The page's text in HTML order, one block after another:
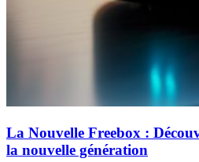
La Nouvelle Freebox :
la nouvelle génération